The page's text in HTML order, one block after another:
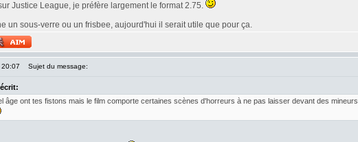
Justice League, je préfère largement le format 2.75.
un sous-verre ou un frisbee, aujourd'hui il serait utile que pour ça.
Sujet du message:
âge ont tes fistons mais le film comporte certaines scènes d'horreurs à ne pas laisser devant des mineurs.